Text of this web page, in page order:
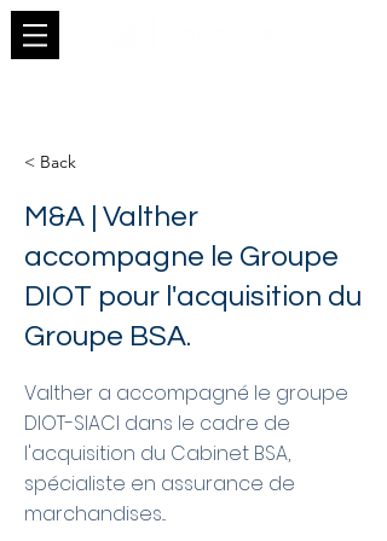
< Back
M&A | Valther
accompagne le Groupe
DIOT pour l'acquisition du
Groupe BSA.
Valther a accompagné le groupe
DIOT-SIACI dans le cadre de
l'acquisition du Cabinet BSA,
spécialiste en assurance de
marchandises...